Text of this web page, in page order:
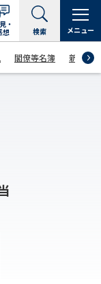
閣僚等名簿 新着情報
・
想
検索 メニュー